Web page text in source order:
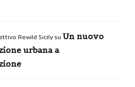
Rewild Sicilysu Un nuovo
urbana a